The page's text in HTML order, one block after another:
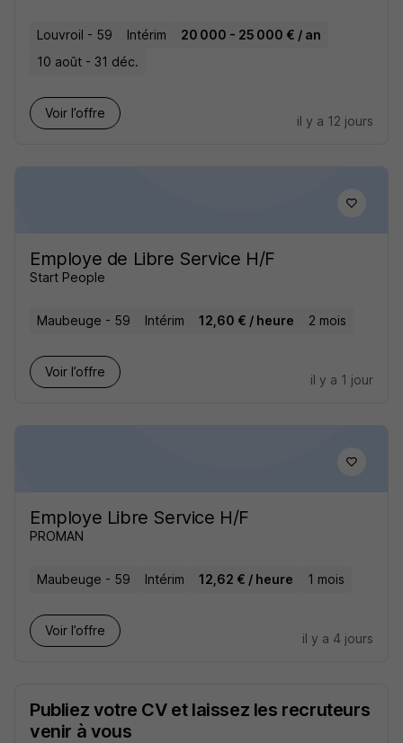
Louvroil - 59 Intérim
20 000 - 25 000 € / an
10 août - 31 déc.
Voir l’offre
il y a 12 jours
Employe de Libre Service H/F
Start People
Maubeuge - 59 Intérim 12,60 € / heure 2 mois
Voir l’offre
il y a 1 jour
Employe Libre Service H/F
PROMAN
Maubeuge - 59 Intérim 12,62 € / heure 1 mois
Voir l’offre
il y a 4 jours
Publiez votre CV et laissez les recruteurs
venir à vous